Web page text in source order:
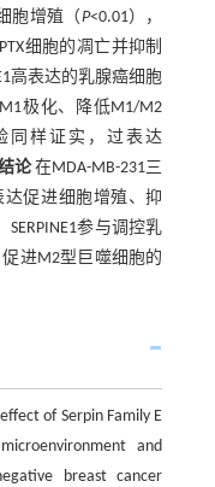
胞增殖（P<0.01），
细胞的凋亡并抑制
高表达的乳腺癌细胞
极化、降低M1/M2
同样证实，过表达
论在MDA-MB-231三
达促进细胞增殖、抑
参与调控乳
进M2型巨噬细胞的
of Serpin Family E
and
breast cancer